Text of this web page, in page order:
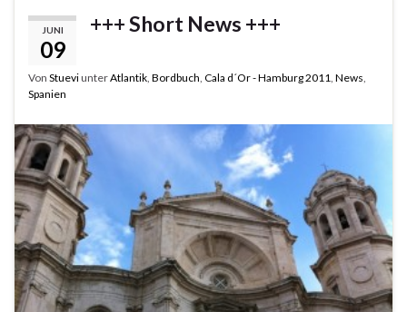
JUNI
09
+++ Short News +++
Von StueviunterAtlantik Bordbuch Cala d´Or - Hamburg 2011 News
Spanien